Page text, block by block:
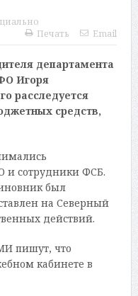
Печать
Email
департамента
Игоря
расследуется
средств,
и сотрудники ФСБ.
был
на Северный
действий.
пишут, что
кабинете в